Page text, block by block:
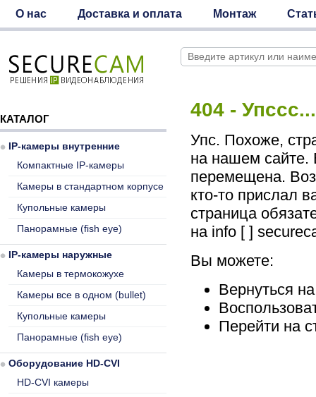
О нас Доставка и оплата Монтаж
404 -
Упс. Похоже,
на нашем сайте.
перемещена.
кто-то прислал
страница
на info [ ]
Вы можете:
Вернуться
Перейти на
КАТАЛОГ
IP-камеры внутренние
Компактные IP-камеры
Камеры в стандартном корпусе
Купольные камеры
Панорамные (fish eye)
IP-камеры наружные
Камеры в термокожухе
Камеры все в одном (bullet)
Купольные камеры
Панорамные (fish eye)
Оборудование HD-CVI
HD-CVI камеры